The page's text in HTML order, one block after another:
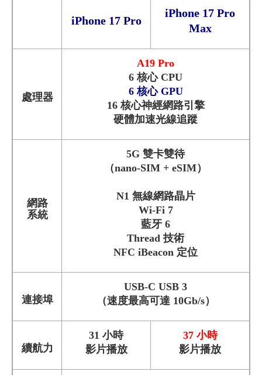
iPhone 17 Pro
iPhone 17 Pro
Max
處理器
A19 Pro
6 核心 CPU
6 核心 GPU
16 核心神經網路引擎
硬體加速光線追蹤
網路
系統
5G 雙卡雙待
（nano‑SIM + eSIM）
N1 無線網路晶片
Wi-Fi 7
藍牙 6
Thread 技術
NFC iBeacon 定位
連接埠
USB-C USB 3
（速度最高可達 10Gb/s）
續航力
31 小時
影片播放
37 小時
影片播放